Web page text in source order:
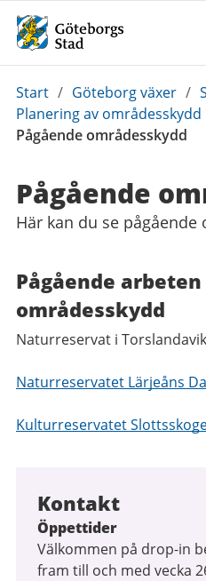
Du
är
här:
Start / Göteborg växer /
Planering av områdesskydd
Pågående områdesskydd
Pågående
Här kan du se pågående
Pågående
områdesskydd
Naturreservat i
Naturreservatet Lärjeåns
Kulturreservatet
Kontakt
Öppettider
Välkommen på drop-in
fram till och med vecka